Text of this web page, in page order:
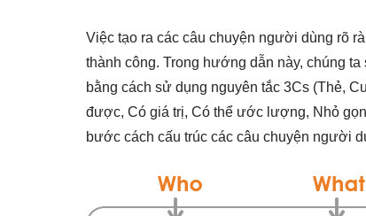
Việc tạo ra các câu chuyện người dùng rõ
thành công. Trong hướng dẫn này, chúng
bằng cách sử dụng nguyên tắc 3Cs (Thẻ,
được, Có giá trị, Có thể ước lượng, Nhỏ
bước cách cấu trúc các câu chuyện người